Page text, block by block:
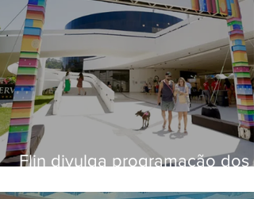
Flin divulga programação dos